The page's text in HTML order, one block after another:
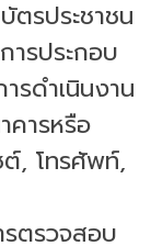
ตรประชาชน
ารประกอบ
รดำเนินงาน
คารหรือ
ต์, โทรศัพท์,
ตรวจสอบ